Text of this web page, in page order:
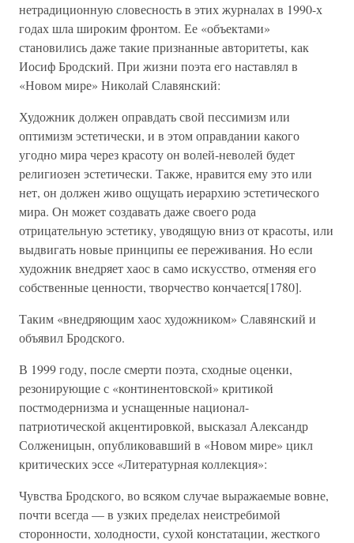
нетрадиционную словесность в этих журналах в 1990-х
годах шла широким фронтом. Ее «объектами»
становились даже такие признанные авторитеты, как
Иосиф Бродский. При жизни поэта его наставлял в
«Новом мире» Николай Славянский:
Художник должен оправдать свой пессимизм или
оптимизм эстетически, и в этом оправдании какого
угодно мира через красоту он волей-неволей будет
религиозен эстетически. Также, нравится ему это или
нет, он должен живо ощущать иерархию эстетического
мира. Он может создавать даже своего рода
отрицательную эстетику, уводящую вниз от красоты, или
выдвигать новые принципы ее переживания. Но если
художник внедряет хаос в само искусство, отменяя его
собственные ценности, творчество кончается[1780].
Таким «внедряющим хаос художником» Славянский и
объявил Бродского.
В 1999 году, после смерти поэта, сходные оценки,
резонирующие с «континентовской» критикой
постмодернизма и уснащенные национал-
патриотической акцентировкой, высказал Александр
Солженицын, опубликовавший в «Новом мире» цикл
критических эссе «Литературная коллекция»:
Чувства Бродского, во всяком случае выражаемые вовне,
почти всегда — в узких пределах неистребимой
сторонности, холодности, сухой констатации, жесткого